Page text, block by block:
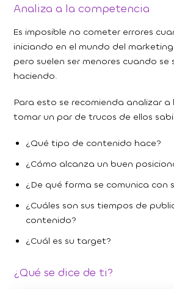
Analiza a la competencia
Es imposible no cometer errores
iniciando en el mundo del
pero suelen ser menores cuando se
haciendo.
Para esto se recomienda analizar
tomar un par de trucos de ellos
¿Qué tipo de contenido hace?
¿Cómo alcanza un buen
¿De qué forma se comunica con
¿Cuáles son sus tiempos de
contenido?
¿Cuál es su target?
¿Qué se dice de ti?